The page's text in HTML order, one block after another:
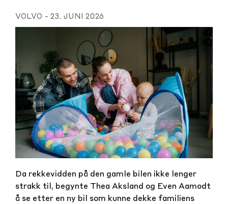
VOLVO - 23. JUNI 2026
Da rekkevidden på den gamle bilen ikke lenger
strakk til, begynte Thea Aksland og Even Aamodt
å se etter en ny bil som kunne dekke familiens